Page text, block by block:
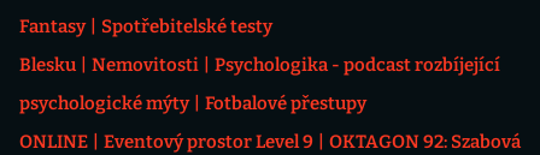
Fantasy
Spotřebitelské testy
Blesku
Nemovitosti
Psychologika - podcast rozbíjející
psychologické mýty
Fotbalové přestupy
ONLINE
Eventový prostor Level 9
OKTAGON 92: Szabová